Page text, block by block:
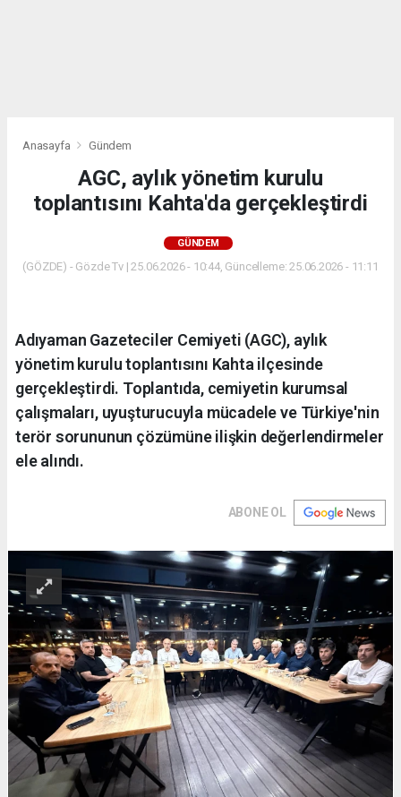
Anasayfa Gündem
AGC, aylık yönetim kurulu
toplantısını Kahta'da gerçekleştirdi
GÜNDEM
(GÖZDE) - Gözde Tv | 25.06.2026 - 10:44, Güncelleme: 25.06.2026 - 11:11
Adıyaman Gazeteciler Cemiyeti (AGC), aylık
yönetim kurulu toplantısını Kahta ilçesinde
gerçekleştirdi. Toplantıda, cemiyetin kurumsal
çalışmaları, uyuşturucuyla mücadele ve Türkiye'nin
terör sorununun çözümüne ilişkin değerlendirmeler
ele alındı.
ABONE OL